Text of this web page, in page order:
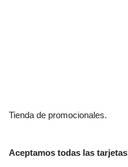
Tienda de promocionales.
Aceptamos todas las tarjetas